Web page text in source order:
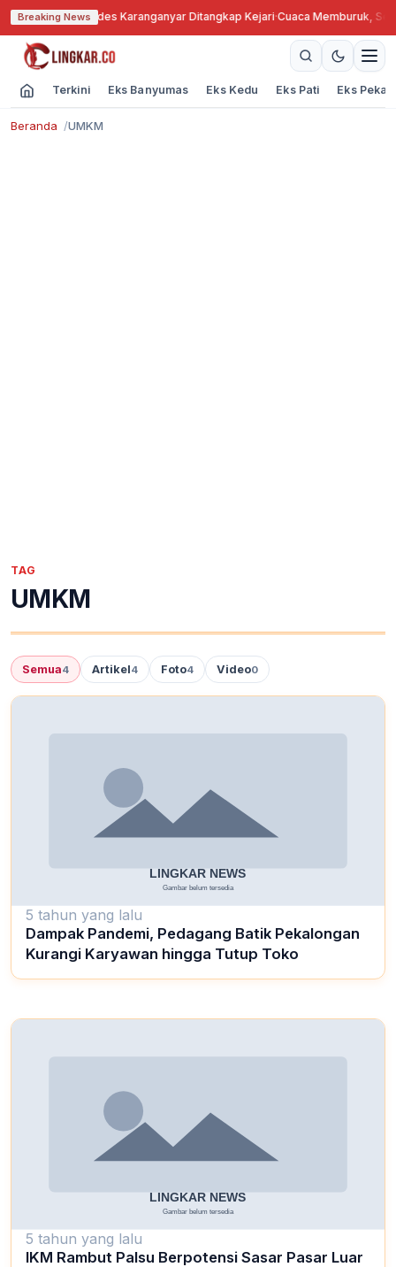
Breaking News
Bengkok, Kades Karanganyar Ditangkap Kejari·Cuaca Memburuk,
Terkini Eks Banyumas Eks Kedu Eks Pati Eks
Beranda UMKM
TAG
UMKM
Semua4 Artikel4 Foto4 Video0
5 tahun yang lalu
Dampak Pandemi, Pedagang Batik Pekalongan
Kurangi Karyawan hingga Tutup Toko
5 tahun yang lalu
IKM Rambut Palsu Berpotensi Sasar Pasar Luar